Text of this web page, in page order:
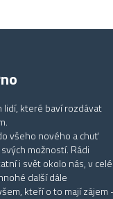
lidí, které baví rozdávat
všeho nového a chuť
možností. Rádi
i svět okolo nás, v celé
další dále
kteří o to mají zájem